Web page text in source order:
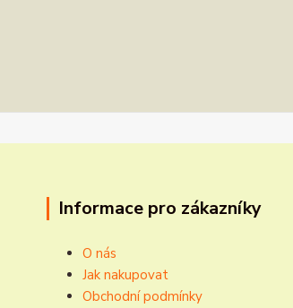
Informace pro zákazníky
O nás
Jak nakupovat
Obchodní podmínky